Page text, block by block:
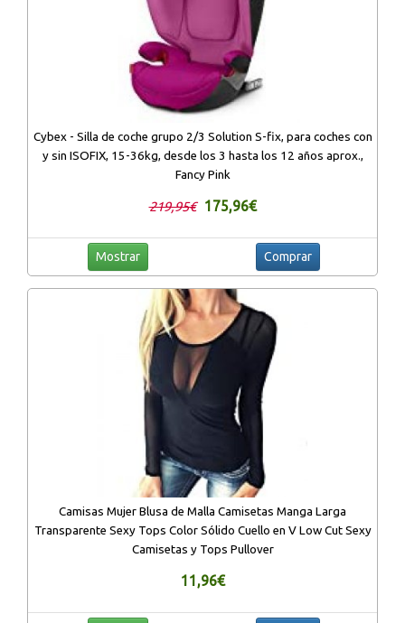
Cybex - Silla de coche grupo 2/3 Solution S-fix, para coches con
y sin ISOFIX, 15-36kg, desde los 3 hasta los 12 años aprox.,
Fancy Pink
219,95€ 175,96€
Mostrar Comprar
Camisas Mujer Blusa de Malla Camisetas Manga Larga
Transparente Sexy Tops Color Sólido Cuello en V Low Cut Sexy
Camisetas y Tops Pullover
11,96€